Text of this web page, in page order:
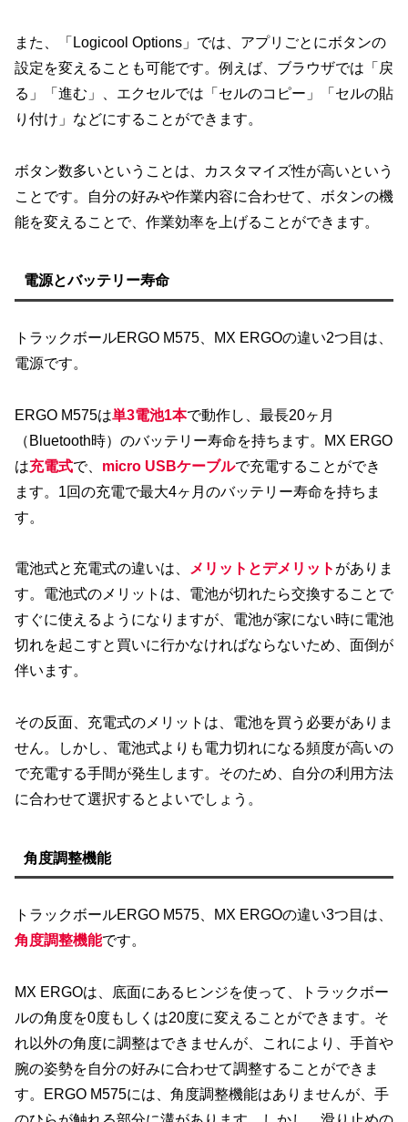
また、「Logicool Options」では、アプリごとにボタンの
設定を変えることも可能です。例えば、ブラウザでは「戻
る」「進む」、エクセルでは「セルのコピー」「セルの貼
り付け」などにすることができます。
ボタン数多いということは、カスタマイズ性が高いという
ことです。自分の好みや作業内容に合わせて、ボタンの機
能を変えることで、作業効率を上げることができます。
電源とバッテリー寿命
トラックボールERGO M575、MX ERGOの違い2つ目は、
電源です。
ERGO M575は単3電池1本で動作し、最長20ヶ月
（Bluetooth時）のバッテリー寿命を持ちます。MX ERGO
は充電式で、 micro USBケーブルで充電することができ
ます。1回の充電で最大4ヶ月のバッテリー寿命を持ちま
す。
電池式と充電式の違いは、 メリットとデメリット がありま
す。電池式のメリットは、電池が切れたら交換することで
すぐに使えるようになりますが、電池が家にない時に電池
切れを起こすと買いに行かなければならないため、面倒が
伴います。
その反面、充電式のメリットは、電池を買う必要がありま
せん。しかし、電池式よりも電力切れになる頻度が高いの
で充電する手間が発生します。そのため、自分の利用方法
に合わせて選択するとよいでしょう。
角度調整機能
トラックボールERGO M575、MX ERGOの違い3つ目は、
角度調整機能です。
MX ERGOは、底面にあるヒンジを使って、トラックボー
ルの角度を0度もしくは20度に変えることができます。そ
れ以外の角度に調整はできませんが、これにより、手首や
腕の姿勢を自分の好みに合わせて調整することができま
す。ERGO M575には、角度調整機能はありませんが、手